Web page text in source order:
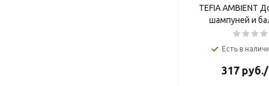
TEFIA AMBIENT
шампуней и
Есть в
317руб./